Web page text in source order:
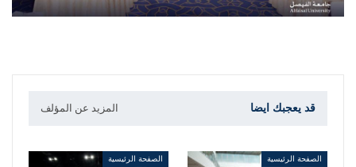
قد يعجبك ايضا المزيد عن المؤلف
الصفحة الرئيسية الصفحة الرئيسية